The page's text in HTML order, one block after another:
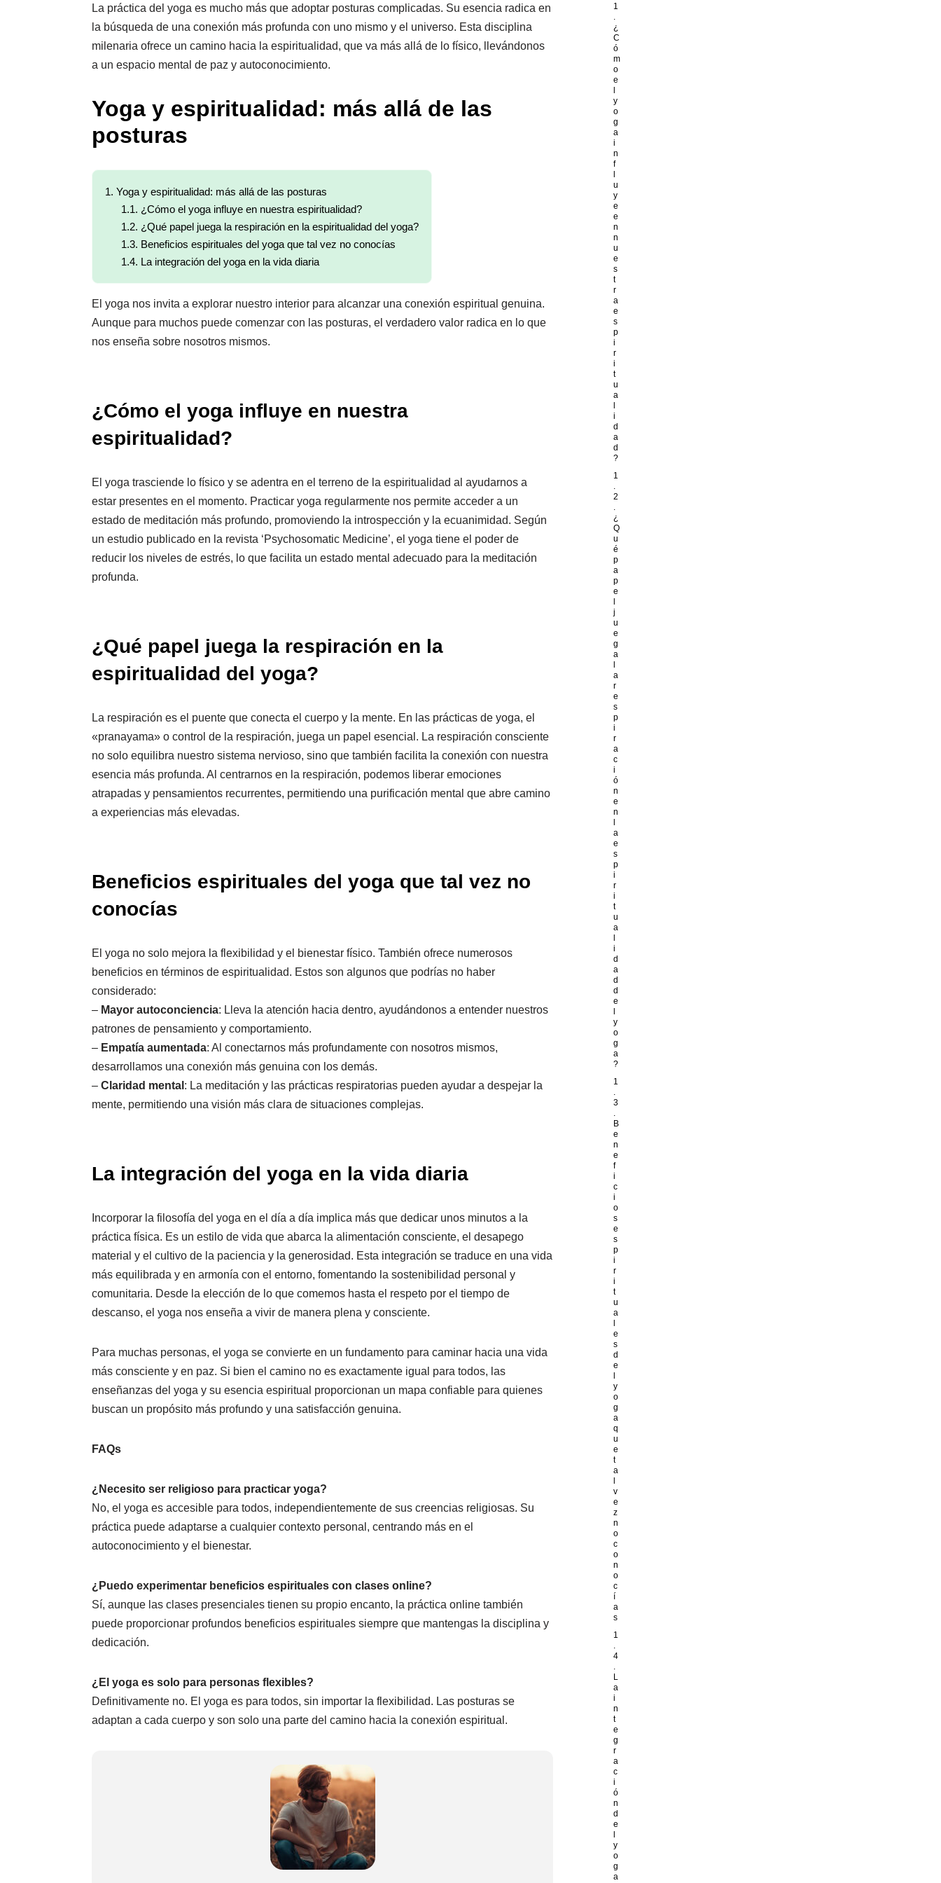
La práctica del yoga es mucho más que adoptar posturas complicadas. Su esencia radica en
la búsqueda de una conexión más profunda con uno mismo y el universo. Esta disciplina
milenaria ofrece un camino hacia la espiritualidad, que va más allá de lo físico, llevándonos
a un espacio mental de paz y autoconocimiento.
Yoga y espiritualidad: más allá de las
posturas
1. Yoga y espiritualidad: más allá de las posturas
1.1. ¿Cómo el yoga influye en nuestra espiritualidad?
1.2. ¿Qué papel juega la respiración en la espiritualidad del yoga?
1.3. Beneficios espirituales del yoga que tal vez no conocías
1.4. La integración del yoga en la vida diaria
El yoga nos invita a explorar nuestro interior para alcanzar una conexión espiritual genuina.
Aunque para muchos puede comenzar con las posturas, el verdadero valor radica en lo que
nos enseña sobre nosotros mismos.
¿Cómo el yoga influye en nuestra
espiritualidad?
El yoga trasciende lo físico y se adentra en el terreno de la espiritualidad al ayudarnos a
estar presentes en el momento. Practicar yoga regularmente nos permite acceder a un
estado de meditación más profundo, promoviendo la introspección y la ecuanimidad. Según
un estudio publicado en la revista ‘Psychosomatic Medicine’, el yoga tiene el poder de
reducir los niveles de estrés, lo que facilita un estado mental adecuado para la meditación
profunda.
¿Qué papel juega la respiración en la
espiritualidad del yoga?
La respiración es el puente que conecta el cuerpo y la mente. En las prácticas de yoga, el
«pranayama» o control de la respiración, juega un papel esencial. La respiración consciente
no solo equilibra nuestro sistema nervioso, sino que también facilita la conexión con nuestra
esencia más profunda. Al centrarnos en la respiración, podemos liberar emociones
atrapadas y pensamientos recurrentes, permitiendo una purificación mental que abre camino
a experiencias más elevadas.
Beneficios espirituales del yoga que tal vez no
conocías
El yoga no solo mejora la flexibilidad y el bienestar físico. También ofrece numerosos
beneficios en términos de espiritualidad. Estos son algunos que podrías no haber
considerado:
– Mayor autoconciencia: Lleva la atención hacia dentro, ayudándonos a entender nuestros
patrones de pensamiento y comportamiento.
– Empatía aumentada: Al conectarnos más profundamente con nosotros mismos,
desarrollamos una conexión más genuina con los demás.
– Claridad mental : La meditación y las prácticas respiratorias pueden ayudar a despejar la
mente, permitiendo una visión más clara de situaciones complejas.
La integración del yoga en la vida diaria
Incorporar la filosofía del yoga en el día a día implica más que dedicar unos minutos a la
práctica física. Es un estilo de vida que abarca la alimentación consciente, el desapego
material y el cultivo de la paciencia y la generosidad. Esta integración se traduce en una vida
más equilibrada y en armonía con el entorno, fomentando la sostenibilidad personal y
comunitaria. Desde la elección de lo que comemos hasta el respeto por el tiempo de
descanso, el yoga nos enseña a vivir de manera plena y consciente.
Para muchas personas, el yoga se convierte en un fundamento para caminar hacia una vida
más consciente y en paz. Si bien el camino no es exactamente igual para todos, las
enseñanzas del yoga y su esencia espiritual proporcionan un mapa confiable para quienes
buscan un propósito más profundo y una satisfacción genuina.
FAQs
¿Necesito ser religioso para practicar yoga?
No, el yoga es accesible para todos, independientemente de sus creencias religiosas. Su
práctica puede adaptarse a cualquier contexto personal, centrando más en el
autoconocimiento y el bienestar.
¿Puedo experimentar beneficios espirituales con clases online?
Sí, aunque las clases presenciales tienen su propio encanto, la práctica online también
puede proporcionar profundos beneficios espirituales siempre que mantengas la disciplina y
dedicación.
¿El yoga es solo para personas flexibles?
Definitivamente no. El yoga es para todos, sin importar la flexibilidad. Las posturas se
adaptan a cada cuerpo y son solo una parte del camino hacia la conexión espiritual.
1
.
¿
C
ó
m
o
e
y
o
g
a
i
n
f
u
y
e
e
n
n
u
e
s
t
r
a
e
s
p
i
r
i
t
u
a
i
d
a
d
?
1
.
2
.
¿
Q
u
é
p
a
p
e
j
u
e
g
a
a
r
e
s
p
i
r
a
c
i
ó
n
e
n
a
e
s
p
i
r
i
t
u
a
i
d
a
d
d
e
y
o
g
a
?
1
.
3
.
B
e
n
e
f
i
c
i
o
s
e
s
p
i
r
i
t
u
a
e
s
d
e
y
o
g
a
q
u
e
t
a
v
e
z
n
o
c
o
n
o
c
í
a
s
1
.
4
.
L
a
i
n
t
e
g
r
a
c
i
ó
n
d
e
y
o
g
a